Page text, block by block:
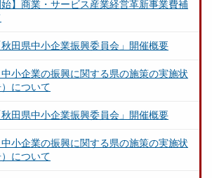
始】商業・サービス産業経営革新事業費補
田県中小企業振興委員会」開催概要
小企業の振興に関する県の施策の実施状
について
田県中小企業振興委員会」開催概要
小企業の振興に関する県の施策の実施状
について